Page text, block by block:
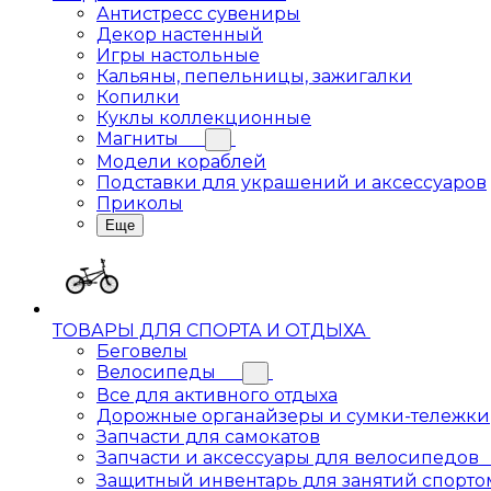
Антистресс сувениры
Декор настенный
Игры настольные
Кальяны, пепельницы, зажигалки
Копилки
Куклы коллекционные
Магниты
Модели кораблей
Подставки для украшений и аксессуаров
Приколы
Еще
ТОВАРЫ ДЛЯ СПОРТА И ОТДЫХА
Беговелы
Велосипеды
Все для активного отдыха
Дорожные органайзеры и сумки-тележки
Запчасти для самокатов
Запчасти и аксессуары для велосипедов
Защитный инвентарь для занятий